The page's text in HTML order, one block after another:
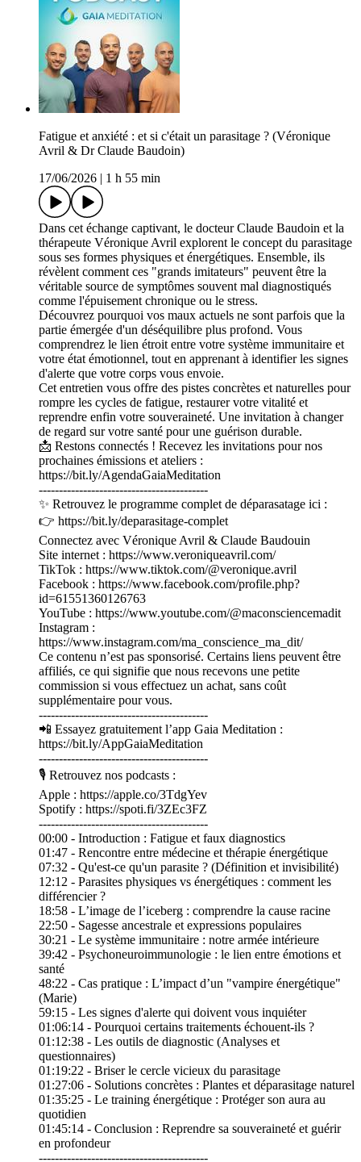
Fatigue et anxiété : et si c'était un parasitage ? (Véronique
Avril & Dr Claude Baudoin)
17/06/2026
1 h 55 min
Dans cet échange captivant, le docteur Claude Baudoin et la
thérapeute Véronique Avril explorent le concept du parasitage
sous ses formes physiques et énergétiques. Ensemble, ils
révèlent comment ces "grands imitateurs" peuvent être la
véritable source de symptômes souvent mal diagnostiqués
comme l'épuisement chronique ou le stress.
Découvrez pourquoi vos maux actuels ne sont parfois que la
partie émergée d'un déséquilibre plus profond. Vous
comprendrez le lien étroit entre votre système immunitaire et
votre état émotionnel, tout en apprenant à identifier les signes
d'alerte que votre corps vous envoie.
Cet entretien vous offre des pistes concrètes et naturelles pour
rompre les cycles de fatigue, restaurer votre vitalité et
reprendre enfin votre souveraineté. Une invitation à changer
de regard sur votre santé pour une guérison durable.
📩 Restons connectés ! Recevez les invitations pour nos
prochaines émissions et ateliers :
https://bit.ly/AgendaGaiaMeditation
------------------------------------------
✨ Retrouvez le programme complet de déparasatage ici :
👉 https://bit.ly/deparasitage-complet
Connectez avec Véronique Avril & Claude Baudouin
Site internet : https://www.veroniqueavril.com/
TikTok : https://www.tiktok.com/@veronique.avril
Facebook : https://www.facebook.com/profile.php?
id=61551360126763
YouTube : https://www.youtube.com/@maconsciencemadit
Instagram :
https://www.instagram.com/ma_conscience_ma_dit/
Ce contenu n’est pas sponsorisé. Certains liens peuvent être
affiliés, ce qui signifie que nous recevons une petite
commission si vous effectuez un achat, sans coût
supplémentaire pour vous.
------------------------------------------
📲 Essayez gratuitement l’app Gaia Meditation :
https://bit.ly/AppGaiaMeditation
------------------------------------------
🎙 Retrouvez nos podcasts :
Apple : https://apple.co/3TdgYev
Spotify : https://spoti.fi/3ZEc3FZ
------------------------------------------
00:00 - Introduction : Fatigue et faux diagnostics
01:47 - Rencontre entre médecine et thérapie énergétique
07:32 - Qu'est-ce qu'un parasite ? (Définition et invisibilité)
12:12 - Parasites physiques vs énergétiques : comment les
différencier ?
18:58 - L’image de l’iceberg : comprendre la cause racine
22:50 - Sagesse ancestrale et expressions populaires
30:21 - Le système immunitaire : notre armée intérieure
39:42 - Psychoneuroimmunologie : le lien entre émotions et
santé
48:22 - Cas pratique : L’impact d’un "vampire énergétique"
(Marie)
59:15 - Les signes d'alerte qui doivent vous inquiéter
01:06:14 - Pourquoi certains traitements échouent-ils ?
01:12:38 - Les outils de diagnostic (Analyses et
questionnaires)
01:19:22 - Briser le cercle vicieux du parasitage
01:27:06 - Solutions concrètes : Plantes et déparasitage naturel
01:35:25 - Le training énergétique : Protéger son aura au
quotidien
01:45:14 - Conclusion : Reprendre sa souveraineté et guérir
en profondeur
------------------------------------------